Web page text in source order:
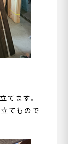
てます。
てもので